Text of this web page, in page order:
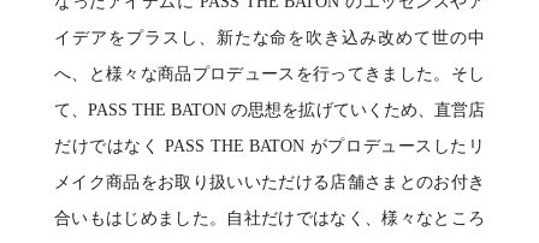
イデアをプラスし、新たな命を吹き込み改めて世の中
へ、と様々な商品プロデュースを⾏ってきました。そし
て、PASS THE BATON の思想を拡げていくため、直営店
だけではなく PASS THE BATON がプロデュースしたリ
メイク商品をお取り扱いいただける店舗さまとのお付き
合いもはじめました。⾃社だけではなく、様々なところ